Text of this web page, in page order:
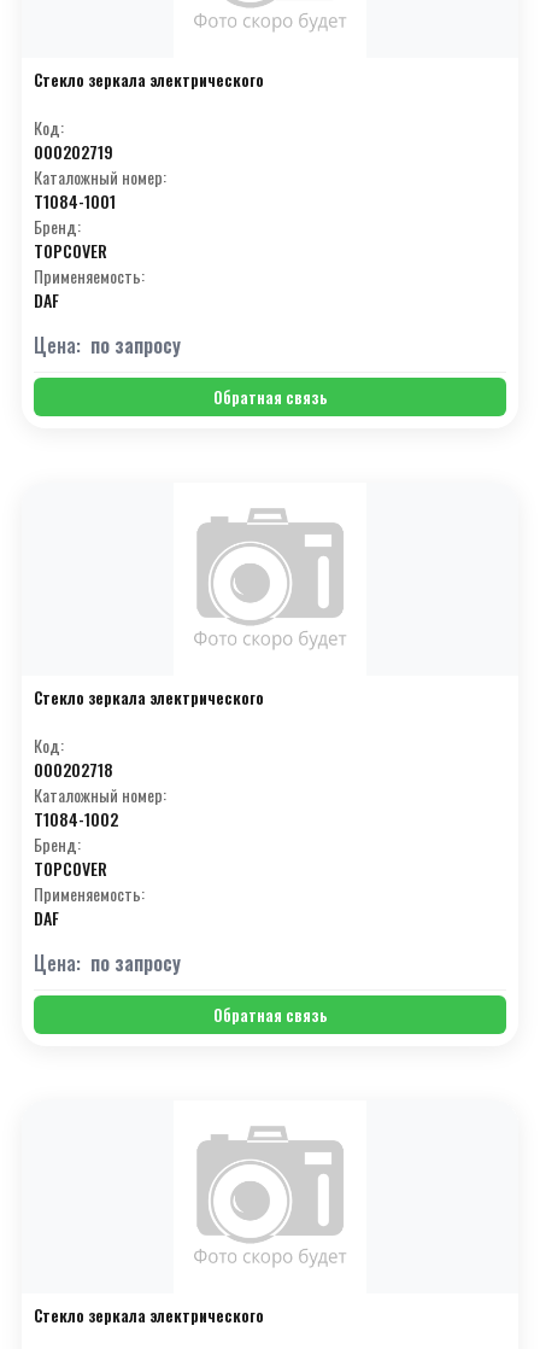
Стекло зеркала электрического
Код:
000202719
Каталожный номер:
T1084-1001
Бренд:
TOPCOVER
Применяемость:
DAF
Цена: по запросу
Обратная связь
Стекло зеркала электрического
Код:
000202718
Каталожный номер:
T1084-1002
Бренд:
TOPCOVER
Применяемость:
DAF
Цена: по запросу
Обратная связь
Стекло зеркала электрического